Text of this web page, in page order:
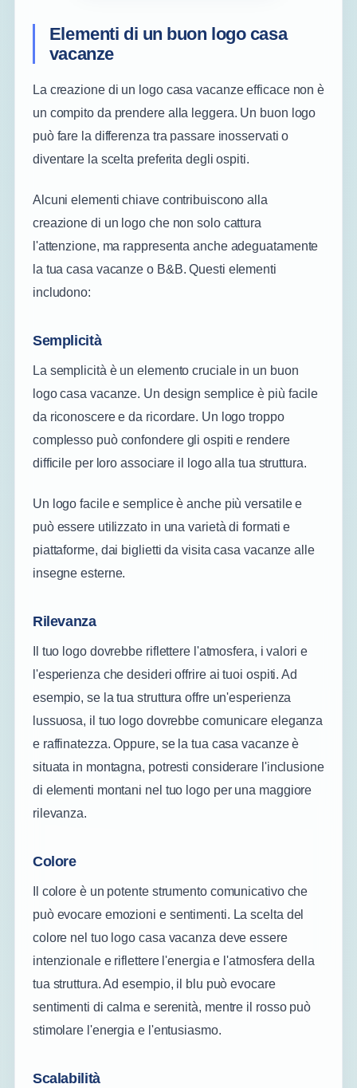
Elementi di un buon logo casa
vacanze
La creazione di un logo casa vacanze efficace non è
un compito da prendere alla leggera. Un buon logo
può fare la differenza tra passare inosservati o
diventare la scelta preferita degli ospiti.
Alcuni elementi chiave contribuiscono alla
creazione di un logo che non solo cattura
l'attenzione, ma rappresenta anche adeguatamente
la tua casa vacanze o B&B. Questi elementi
includono:
Semplicità
La semplicità è un elemento cruciale in un buon
logo casa vacanze. Un design semplice è più facile
da riconoscere e da ricordare. Un logo troppo
complesso può confondere gli ospiti e rendere
difficile per loro associare il logo alla tua struttura.
Un logo facile e semplice è anche più versatile e
può essere utilizzato in una varietà di formati e
piattaforme, dai biglietti da visita casa vacanze alle
insegne esterne.
Rilevanza
Il tuo logo dovrebbe riflettere l'atmosfera, i valori e
l'esperienza che desideri offrire ai tuoi ospiti. Ad
esempio, se la tua struttura offre un'esperienza
lussuosa, il tuo logo dovrebbe comunicare eleganza
e raffinatezza. Oppure, se la tua casa vacanze è
situata in montagna, potresti considerare l'inclusione
di elementi montani nel tuo logo per una maggiore
rilevanza.
Colore
Il colore è un potente strumento comunicativo che
può evocare emozioni e sentimenti. La scelta del
colore nel tuo logo casa vacanza deve essere
intenzionale e riflettere l'energia e l'atmosfera della
tua struttura. Ad esempio, il blu può evocare
sentimenti di calma e serenità, mentre il rosso può
stimolare l'energia e l'entusiasmo.
Scalabilità